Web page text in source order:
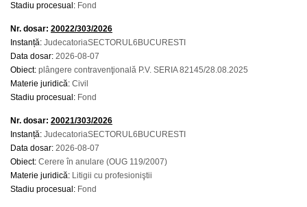
Stadiu procesual: Fond
Nr. dosar: 20022/303/2026
Instanță: JudecatoriaSECTORUL6BUCURESTI
Data dosar: 2026-08-07
Obiect: plângere contravenţională P.V. SERIA 82145/28.08.2025
Materie juridică: Civil
Stadiu procesual: Fond
Nr. dosar: 20021/303/2026
Instanță: JudecatoriaSECTORUL6BUCURESTI
Data dosar: 2026-08-07
Obiect: Cerere în anulare (OUG 119/2007)
Materie juridică: Litigii cu profesioniştii
Stadiu procesual: Fond